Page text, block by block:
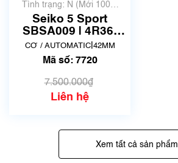
Tình trạng: N (Mới 100%
chưa qua sử dụng)
Seiko 5 Sport
SBSA009 | 4R36-
07G0 | size 42mm |
Mã số 7720
CƠ / AUTOMATIC| 42MM
Mã số: 7720
7.500.000₫
Liên hệ
Xem tất cả sản phẩm